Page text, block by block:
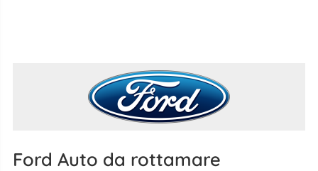
Ford Auto da rottamare